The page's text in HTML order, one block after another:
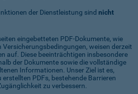
der Dienstleistung sind nicht
eingebetteten PDF-Dokumente, wie
Versicherungsbedingungen, weisen derzeit
auf. Diese beeinträchtigen insbesondere
der Dokumente sowie die vollständige
Informationen. Unser Ziel ist es,
erstellten PDFs, bestehende Barrieren
zu verbessern.